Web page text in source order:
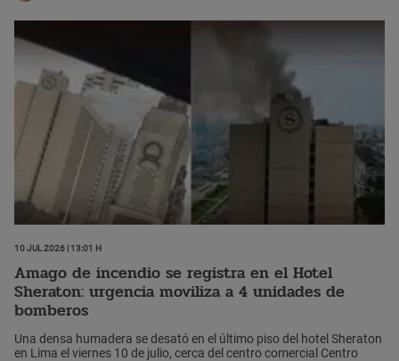
10 Jul 2026 | 13:01 h
Amago de incendio se registra en el Hotel
Sheraton: urgencia moviliza a 4 unidades de
bomberos
Una densa humadera se desató en el último piso del hotel Sheraton
en Lima el viernes 10 de julio, cerca del centro comercial Centro